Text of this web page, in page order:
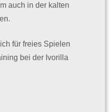
auch in der kalten
für freies Spielen
bei der Ivorilla